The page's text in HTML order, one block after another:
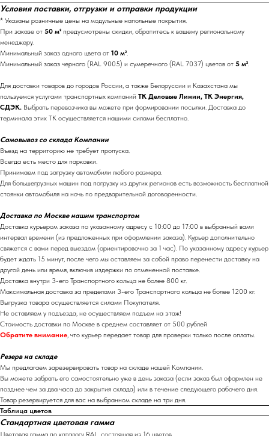
Условия поставки, отгрузки и отправки продукции
* Указаны розничные цены на модульные напольные покрытия.
При заказе от 50 м² предусмотрены скидки, обратитесь к вашему региональному
менеджеру.
Минимальный заказ одного цвета от 10 м².
Минимальный заказ черного (RAL 9005) и сумеречного (RAL 7037) цветов от 5 м².
Для доставки товаров до городов России, а также Белоруссии и Казахстана мы
пользуемся услугами транспортных компаний ТК Деловые Линии, ТК Энергия,
СДЭК. Выбрать перевозчика вы можете при формировании посылки. Доставка до
терминала этих ТК осуществляется нашими силами бесплатно.
Самовывоз со склада Компании
Въезд на территорию не требует пропуска.
Всегда есть место для парковки.
Принимаем под загрузку автомобили любого размера.
Для большегрузных машин под погрузку из других регионов есть возможность бесплатной
стоянки автомобиля на ночь по предварительной договоренности.
Доставка по Москве нашим транспортом
Доставка курьером заказа по указанному адресу с 10:00 до 17:00 в выбранный вами
интервал времени (из предложенных при оформлении заказа). Курьер дополнительно
свяжется с вами перед выездом (ориентировочно за 1 час). По указанному адресу курьер
будет ждать 15 минут, после чего мы оставляем за собой право перенести доставку на
другой день или время, включив издержки по отмененной поставке.
Доставка внутри 3-его Транспортного кольца не более 800 кг.
Максимальная доставка за пределами 3-его Транспортного кольца не более 1200 кг.
Выгрузка товара осуществляется силами Покупателя.
Не оставляем у подъезда, не осуществляем подъем на этаж!
Стоимость доставки по Москве в среднем составляет от 500 рублей
Обратите внимание, что курьер передает товар для проверки только после оплаты.
Резерв на складе
Мы предлагаем зарезервировать товар на складе нашей Компании.
Вы можете забрать его самостоятельно уже в день заказа (если заказ был оформлен не
позднее чем за два часа до закрытия склада) или в течение следующего рабочего дня.
Товар резервируется для вас на выбранном складе на три дня.
Таблица цветов
Стандартная цветовая гамма